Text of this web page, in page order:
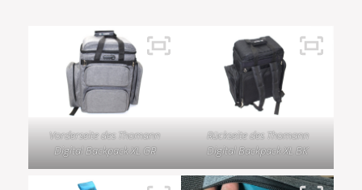
Vorderseite des Thomann
Digital Backpack XL GR
Rückseite des Thomann
Digital Backpack XL BK